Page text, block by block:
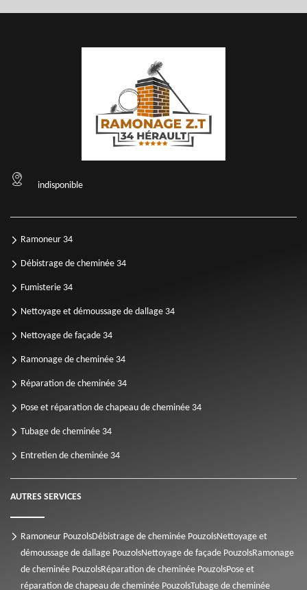
indisponible
Ramoneur 34
Débistrage de cheminée 34
Fumisterie 34
Nettoyage et démoussage de dallage 34
Nettoyage de façade 34
Ramonage de cheminée 34
Réparation de cheminée 34
Pose et réparation de chapeau de cheminée 34
Tubage de cheminée 34
Entretien de cheminée 34
AUTRES SERVICES
Ramoneur PouzolsDébistrage de cheminée PouzolsNettoyage et
démoussage de dallage PouzolsNettoyage de façade PouzolsRamonage
de cheminée PouzolsRéparation de cheminée PouzolsPose et
réparation de chapeau de cheminée PouzolsTubage de cheminée